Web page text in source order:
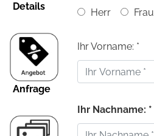
Details
Anfrage
Herr
Frau
Ihr Vorname: *
Ihr Nachname: *